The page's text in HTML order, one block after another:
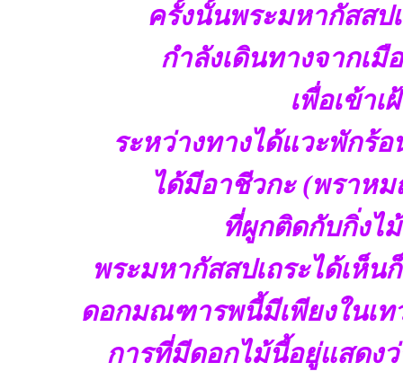
ครั้งนั้นพระมหากัสส
กำลังเดินทางจากเมื
เพื่อเข้า
ระหว่างทางได้แวะพักร้
ได้มีอาชีวกะ (พราห
ที่ผูกติดกับกิ่งไ
พระมหากัสสปเถระได้เห็
ดอกมณฑารพนี้มีเพียงในเท
การที่มีดอกไม้นี้อยู่แสดง